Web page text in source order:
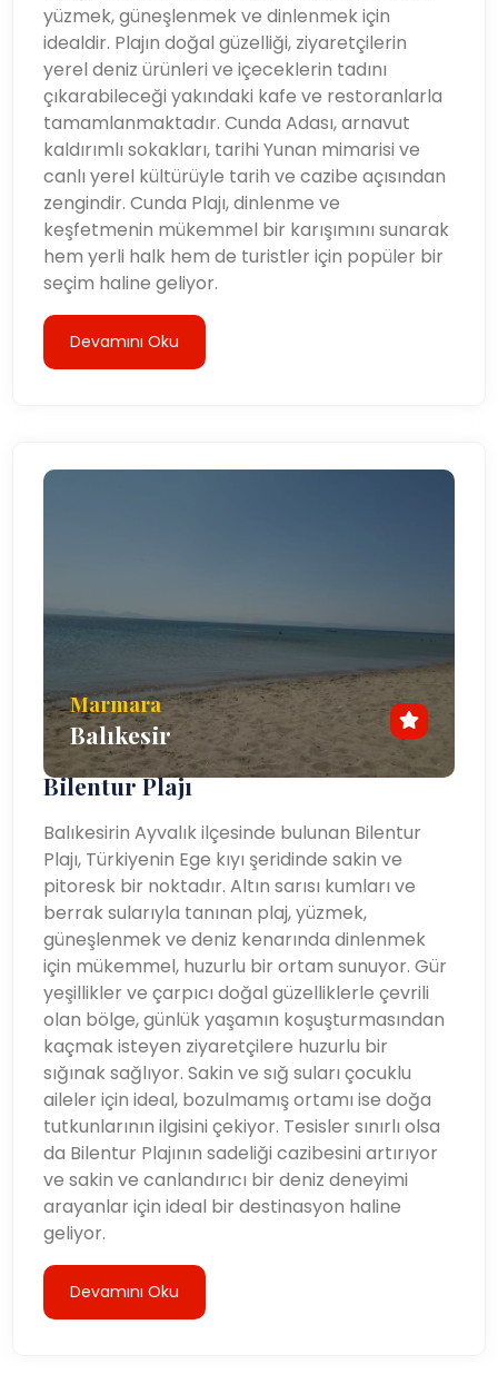
yüzmek, güneşlenmek ve dinlenmek için
idealdir. Plajın doğal güzelliği, ziyaretçilerin
yerel deniz ürünleri ve içeceklerin tadını
çıkarabileceği yakındaki kafe ve restoranlarla
tamamlanmaktadır. Cunda Adası, arnavut
kaldırımlı sokakları, tarihi Yunan mimarisi ve
canlı yerel kültürüyle tarih ve cazibe açısından
zengindir. Cunda Plajı, dinlenme ve
keşfetmenin mükemmel bir karışımını sunarak
hem yerli halk hem de turistler için popüler bir
seçim haline geliyor.
Devamını Oku
Marmara
Balıkesir
Bilentur Plajı
Balıkesirin Ayvalık ilçesinde bulunan Bilentur
Plajı, Türkiyenin Ege kıyı şeridinde sakin ve
pitoresk bir noktadır. Altın sarısı kumları ve
berrak sularıyla tanınan plaj, yüzmek,
güneşlenmek ve deniz kenarında dinlenmek
için mükemmel, huzurlu bir ortam sunuyor. Gür
yeşillikler ve çarpıcı doğal güzelliklerle çevrili
olan bölge, günlük yaşamın koşuşturmasından
kaçmak isteyen ziyaretçilere huzurlu bir
sığınak sağlıyor. Sakin ve sığ suları çocuklu
aileler için ideal, bozulmamış ortamı ise doğa
tutkunlarının ilgisini çekiyor. Tesisler sınırlı olsa
da Bilentur Plajının sadeliği cazibesini artırıyor
ve sakin ve canlandırıcı bir deniz deneyimi
arayanlar için ideal bir destinasyon haline
geliyor.
Devamını Oku